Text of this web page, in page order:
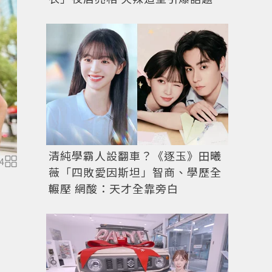
4
清純學霸人設翻車？《逐玉》田曦
薇「四敗愛因斯坦」智商、學歷全
輾壓 網酸：天才全靠旁白